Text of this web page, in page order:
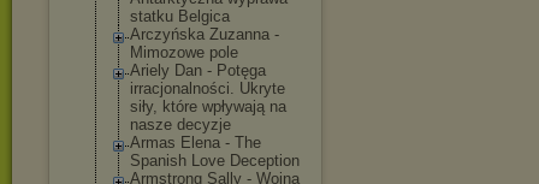
statku Belgica
Arczyńska Zuzanna -
Mimozowe pole
Ariely Dan - Potęga
irracjonalności. Ukryte
siły, które wpływają na
nasze decyzje
Armas Elena - The
Spanish Love Deception
Armstrong Sally - Wojna